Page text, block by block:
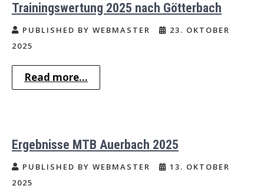
Trainingswertung 2025 nach Götterbach
PUBLISHED BY WEBMASTER
23. OKTOBER
2025
Read more...
Ergebnisse MTB Auerbach 2025
PUBLISHED BY WEBMASTER
13. OKTOBER
2025